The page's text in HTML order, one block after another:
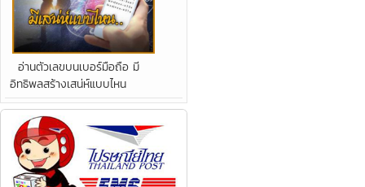
อ่านตัวเลขบนเบอร์มือถือ มี
อิทธิพลสร้างเสน่ห์แบบไหน